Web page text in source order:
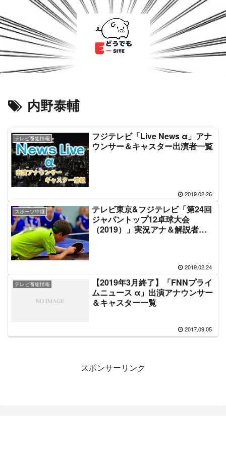
内野泰輔
テレビ番組情報
フジテレビ「Live News α」アナ
ウンサー＆キャスター出演者一覧
2019.02.26
スポーツ中継
テレビ東京&フジテレビ「第24回
ジャパントップ12卓球大会
（2019）」実況アナ＆解説者一
2019.02.24
テレビ番組情報
【2019年3月終了】「FNNプライ
ムニュース α」出演アナウンサー
＆キャスター一覧
2017.09.05
スポンサーリンク